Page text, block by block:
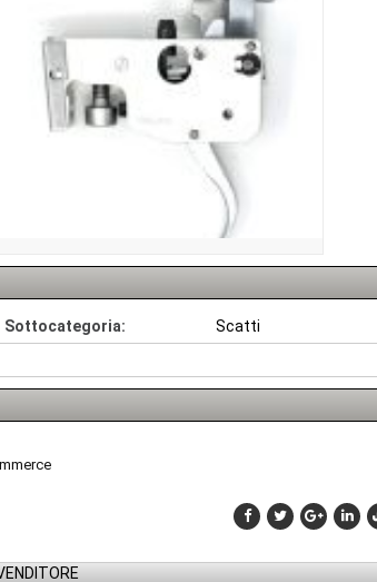
Sottocategoria:
Scatti